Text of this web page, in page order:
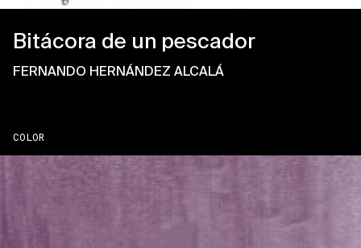
Bitácora de un pescador
FERNANDO HERNÁNDEZ ALCALÁ
COLOR